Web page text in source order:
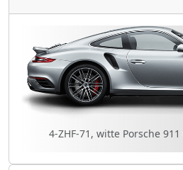
4-ZHF-71, witte Porsche